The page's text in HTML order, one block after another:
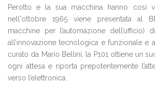
Perotto e la sua macchina hanno così
nell'ottobre 1965 viene presentata al
macchine per l’automazione dell’ufficio)
all’innovazione tecnologica e funzionale e
curato da Mario Bellini, la P101 ottiene un
ogni attesa e riporta prepotentemente
verso l’elettronica.